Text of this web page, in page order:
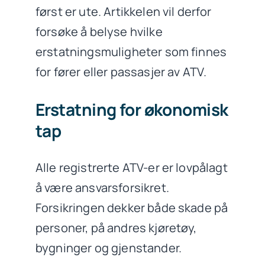
først er ute. Artikkelen vil derfor
forsøke å belyse hvilke
erstatningsmuligheter som finnes
for fører eller passasjer av ATV.
Erstatning for økonomisk
tap
Alle registrerte ATV-er er lovpålagt
å være ansvarsforsikret.
Forsikringen dekker både skade på
personer, på andres kjøretøy,
bygninger og gjenstander.